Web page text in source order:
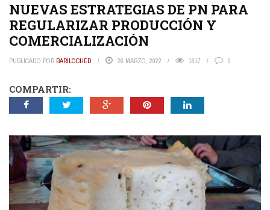
NUEVAS ESTRATEGIAS DE PN PARA
REGULARIZAR PRODUCCIÓN Y
COMERCIALIZACIÓN
PUBLICADO POR BARILOCHED 26 MARZO, 2022 1617 0
COMPARTIR: